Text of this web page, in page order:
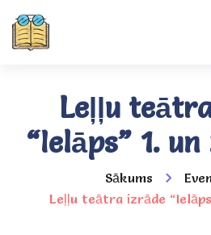
Leļļu
“Ielāps” 1.
Sākums
Leļļu teātra izrāde